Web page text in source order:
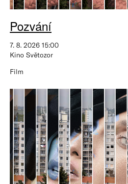
Pozvání
7. 8. 2026 15:00
Kino Světozor
Film